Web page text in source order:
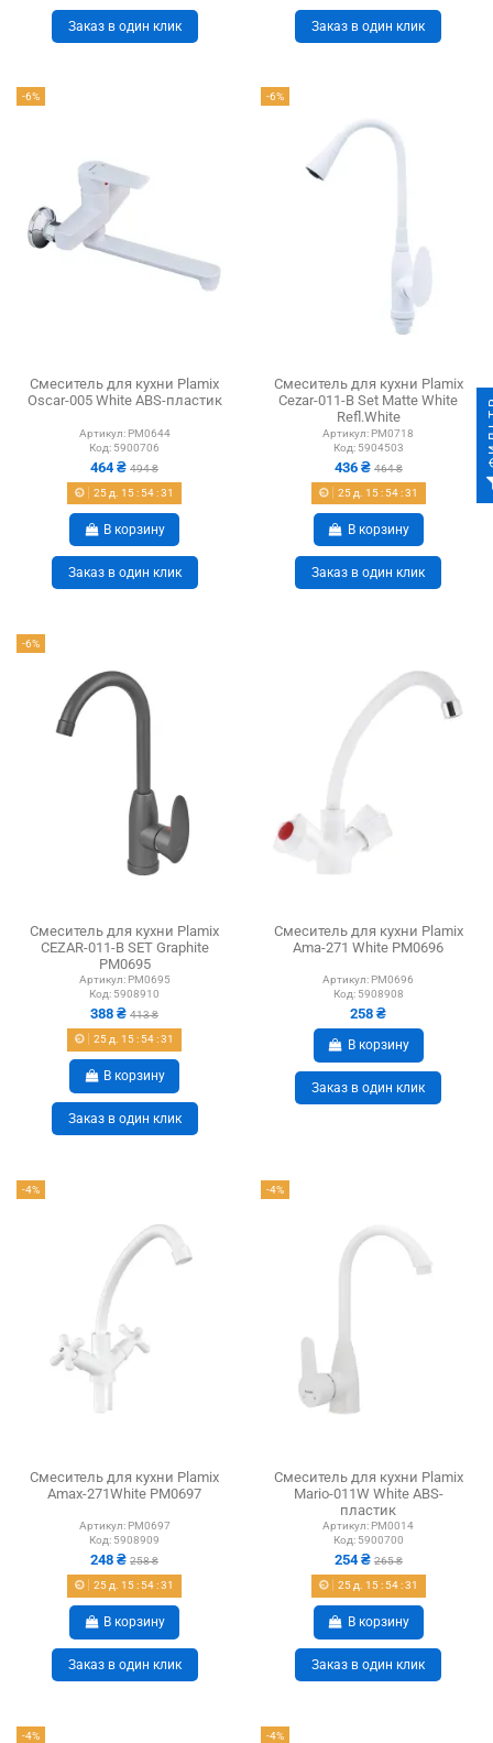
Заказ в один клик Заказ в один клик
-6%
Смеситель для кухни Plamix
Oscar-005 White ABS-пластик
Артикул: PM0644
Код: 5900706
464 ₴494 ₴
25 д. 15: 54:30
В корзину
Заказ в один клик
-6%
Смеситель для кухни Plamix
Cezar-011-B Set Matte White
Refl.White
Артикул: PM0718
Код: 5904503
436 ₴ 464 ₴
25д. 15: 54:30
В корзину
Заказ в один клик
-6%
Смеситель для кухни Plamix
CEZAR-011-B SET Graphite
PM0695
Артикул: PM0695
Код: 5908910
388 ₴413 ₴
25д. 15: 54:30
В корзину
Заказ в один клик
Смеситель для кухни Plamix
Ama-271 White PM0696
Артикул: PM0696
Код: 5908908
258 ₴
В корзину
Заказ в один клик
-4%
Смеситель для кухни Plamix
Amax-271White PM0697
Артикул: PM0697
Код: 5908909
248 ₴258 ₴
25д. 15: 54:30
В корзину
Заказ в один клик
-4%
Смеситель для кухни Plamix
Mario-011W White ABS-
пластик
Артикул: PM0014
Код: 5900700
254 ₴ 265 ₴
25д. 15: 54:30
В корзину
Заказ в один клик
-4% -4%